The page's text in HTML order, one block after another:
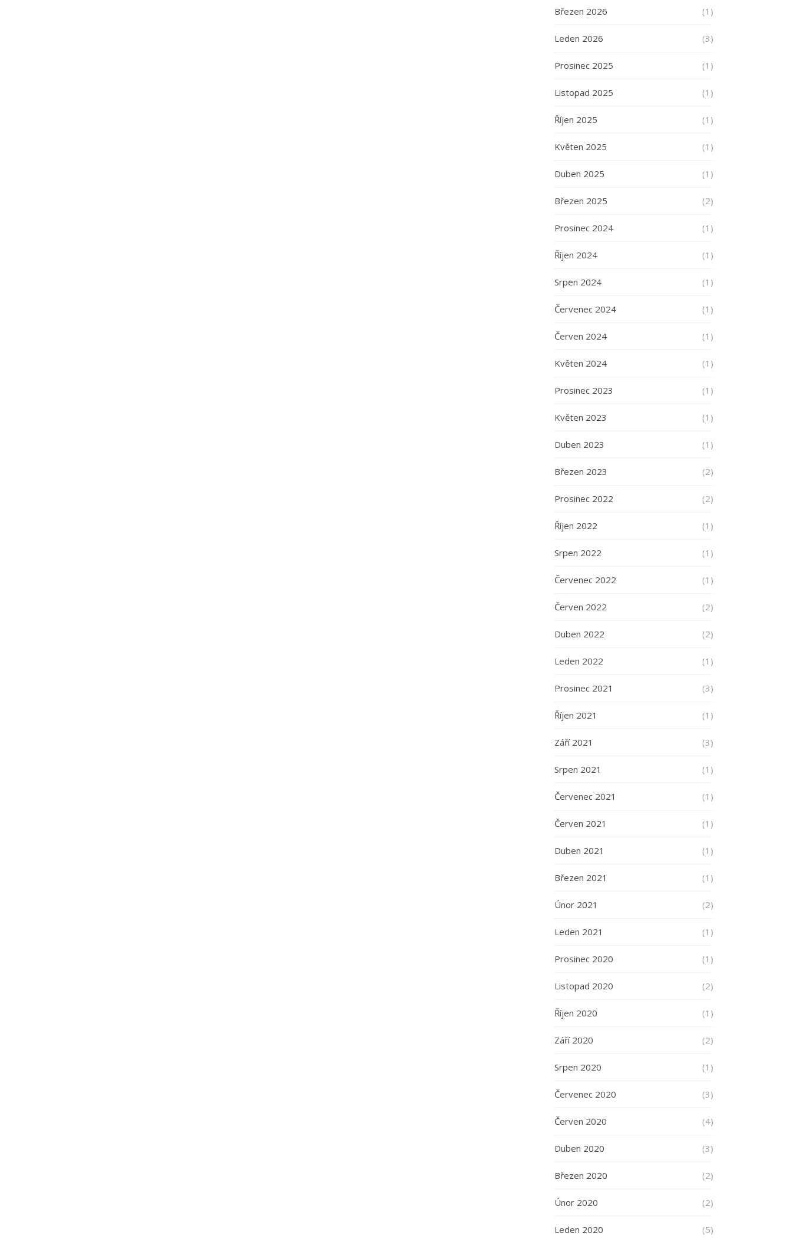
Březen 2026 (1)
Leden 2026 (3)
Prosinec 2025 (1)
Listopad 2025 (1)
Říjen 2025 (1)
Květen 2025 (1)
Duben 2025 (1)
Březen 2025 (2)
Prosinec 2024 (1)
Říjen 2024 (1)
Srpen 2024 (1)
Červenec 2024 (1)
Červen 2024 (1)
Květen 2024 (1)
Prosinec 2023 (1)
Květen 2023 (1)
Duben 2023 (1)
Březen 2023 (2)
Prosinec 2022 (2)
Říjen 2022 (1)
Srpen 2022 (1)
Červenec 2022 (1)
Červen 2022 (2)
Duben 2022 (2)
Leden 2022 (1)
Prosinec 2021 (3)
Říjen 2021 (1)
Září 2021 (3)
Srpen 2021 (1)
Červenec 2021 (1)
Červen 2021 (1)
Duben 2021 (1)
Březen 2021 (1)
Únor 2021 (2)
Leden 2021 (1)
Prosinec 2020 (1)
Listopad 2020 (2)
Říjen 2020 (1)
Září 2020 (2)
Srpen 2020 (1)
Červenec 2020 (3)
Červen 2020 (4)
Duben 2020 (3)
Březen 2020 (2)
Únor 2020 (2)
Leden 2020 (5)